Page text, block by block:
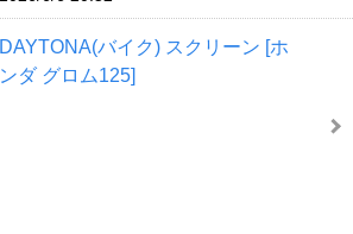
DAYTONA(バイク) スクリーン [ホ
ンダ グロム125]